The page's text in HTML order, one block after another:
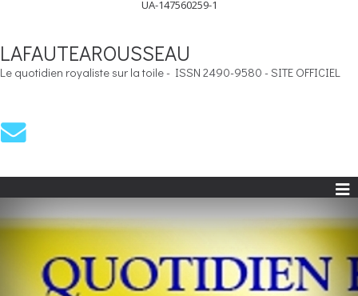
UA-147560259-1
LAFAUTEAROUSSEAU
Le quotidien royaliste sur la toile - ISSN 2490-9580 - SITE OFFICIEL